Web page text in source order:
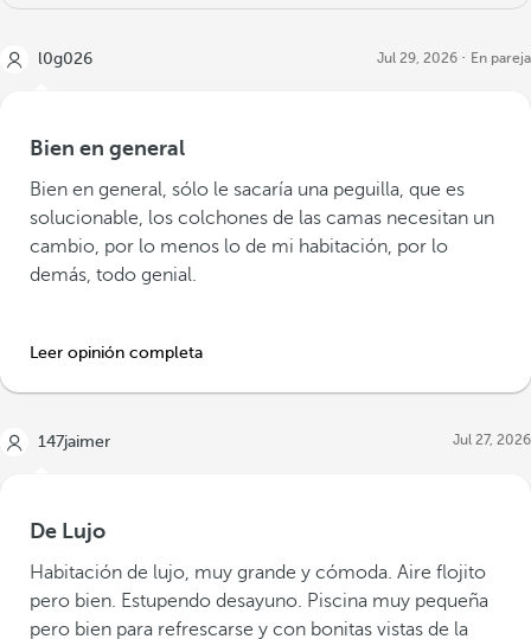
l0g026 Jul 29, 2026 En pareja
Bien en general
Bien en general, sólo le sacaría una peguilla, que es
solucionable, los colchones de las camas necesitan un
cambio, por lo menos lo de mi habitación, por lo
demás, todo genial.
Leer opinión completa
147jaimer Jul 27, 2026
De Lujo
Habitación de lujo, muy grande y cómoda. Aire flojito
pero bien. Estupendo desayuno. Piscina muy pequeña
pero bien para refrescarse y con bonitas vistas de la